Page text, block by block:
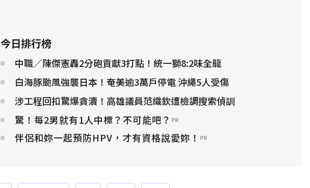
今日排行榜
中職／陳傑憲轟2分砲貢獻3打點！統一獅8:2味全龍
白海豚颱風強襲日本！奄美逾3萬戶停電 沖繩5人受傷
涉工程回扣驚爆貪瀆！高雄議員范織欽遭檢調搜索偵訓
驚！每2男就有1人中標？不可能吧？ PR
伴侶和妳一起預防HPV，才有資格說愛妳！ PR